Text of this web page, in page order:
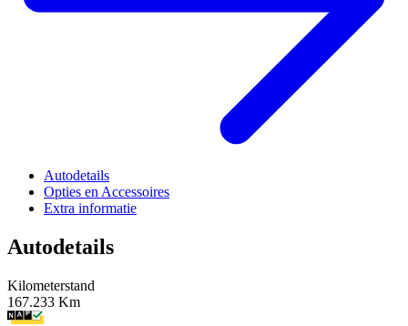
Autodetails
Opties en Accessoires
Extra informatie
Autodetails
Kilometerstand
167.233 Km